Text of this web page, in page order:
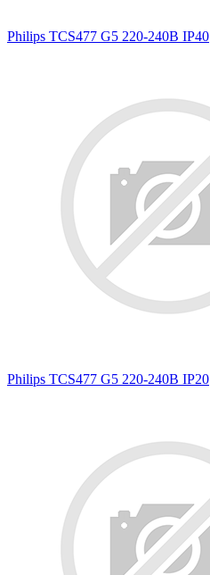
Philips TCS477 G5 220-240В IP40
Philips TCS477 G5 220-240В IP20